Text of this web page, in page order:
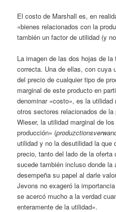
El costo de Marshall es, en
«bienes relacionados con la
también un factor de utilidad (y
La imagen de las dos hojas de
correcta. Una de ellas, con cuya
del precio de cualquier tipo de
marginal de este producto en
denominar «costo», es la
otros sectores relacionados de
Wieser, la utilidad marginal de
producción» (
utilidad y no la desutilidad la que
precio, tanto del lado de la
sucede también incluso donde
desempeña su papel al darle
Jevons no exageró la
se acercó mucho a la verdad
enteramente de la utilidad».